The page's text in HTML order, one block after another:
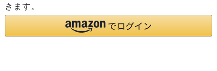
きます。